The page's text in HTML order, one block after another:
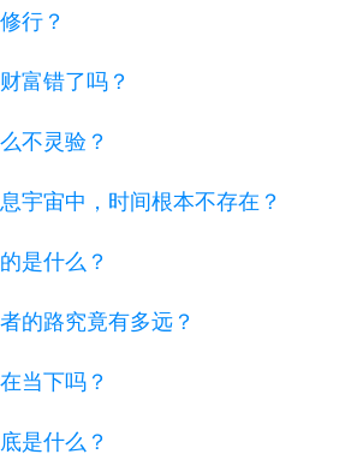
行？
富错了吗？
不灵验？
宇宙中，时间根本不存在？
是什么？
的路究竟有多远？
当下吗？
是什么？